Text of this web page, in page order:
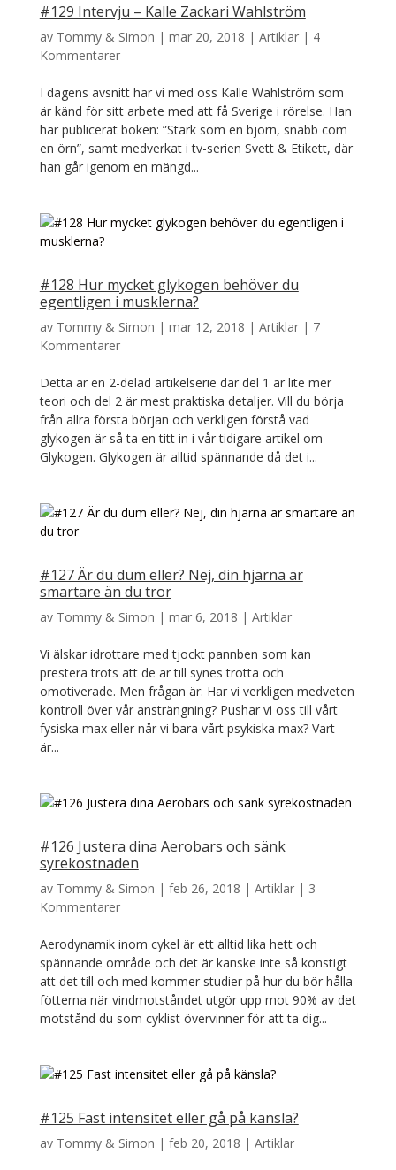
#129 Intervju – Kalle Zackari Wahlström
av Tommy & Simon | mar 20, 2018 | Artiklar| 4
Kommentarer
I dagens avsnitt har vi med oss Kalle Wahlström som
är känd för sitt arbete med att få Sverige i rörelse. Han
har publicerat boken: ”Stark som en björn, snabb com
en örn”, samt medverkat i tv-serien Svett & Etikett, där
han går igenom en mängd...
#128 Hur mycket glykogen behöver du
egentligen i musklerna?
av Tommy & Simon | mar 12, 2018 | Artiklar| 7
Kommentarer
Detta är en 2-delad artikelserie där del 1 är lite mer
teori och del 2 är mest praktiska detaljer. Vill du börja
från allra första början och verkligen förstå vad
glykogen är så ta en titt in i vår tidigare artikel om
Glykogen. Glykogen är alltid spännande då det i...
#127 Är du dum eller? Nej, din hjärna är
smartare än du tror
av Tommy & Simon | mar 6, 2018 | Artiklar
Vi älskar idrottare med tjockt pannben som kan
prestera trots att de är till synes trötta och
omotiverade. Men frågan är: Har vi verkligen medveten
kontroll över vår ansträngning? Pushar vi oss till vårt
fysiska max eller når vi bara vårt psykiska max? Vart
är...
#126 Justera dina Aerobars och sänk
syrekostnaden
av Tommy & Simon | feb 26, 2018 | Artiklar| 3
Kommentarer
Aerodynamik inom cykel är ett alltid lika hett och
spännande område och det är kanske inte så konstigt
att det till och med kommer studier på hur du bör hålla
fötterna när vindmotståndet utgör upp mot 90% av det
motstånd du som cyklist övervinner för att ta dig...
#125 Fast intensitet eller gå på känsla?
av Tommy & Simon | feb 20, 2018 | Artiklar